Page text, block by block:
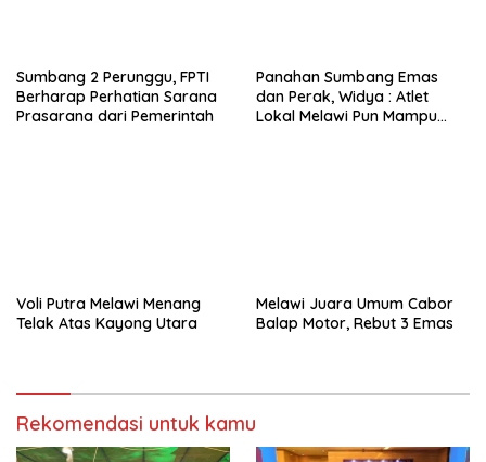
Sumbang 2 Perunggu, FPTI
Berharap Perhatian Sarana
Prasarana dari Pemerintah
Panahan Sumbang Emas
dan Perak, Widya : Atlet
Lokal Melawi Pun Mampu
Voli Putra Melawi Menang
Telak Atas Kayong Utara
Melawi Juara Umum Cabor
Balap Motor, Rebut 3 Emas
Rekomendasi untuk kamu